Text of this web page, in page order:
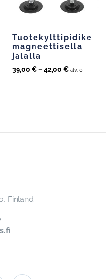
Tuotekylttipidike
magneettisella
jalalla
39,00 €–42,00 € alv. 0
Finland